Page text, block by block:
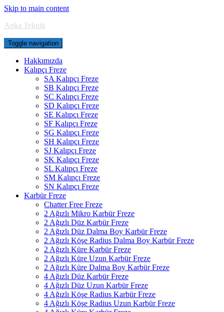
Skip to main content
Anka Teknik
Toggle navigation
Hakkımızda
Kalıpçı Freze
SA Kalıpçı Freze
SB Kalıpçı Freze
SC Kalıpçı Freze
SD Kalıpçı Freze
SE Kalıpçı Freze
SF Kalıpçı Freze
SG Kalıpçı Freze
SH Kalıpçı Freze
SJ Kalıpçı Freze
SK Kalıpçı Freze
SL Kalıpçı Freze
SM Kalıpçı Freze
SN Kalıpçı Freze
Karbür Freze
Chatter Free Freze
2 Ağızlı Mikro Karbür Freze
2 Ağızlı Düz Karbür Freze
2 Ağızlı Düz Dalma Boy Karbür Freze
2 Ağızlı Köşe Radius Dalma Boy Karbür Freze
2 Ağızlı Küre Karbür Freze
2 Ağızlı Küre Uzun Karbür Freze
2 Ağızlı Küre Dalma Boy Karbür Freze
4 Ağızlı Düz Karbür Freze
4 Ağızlı Düz Uzun Karbür Freze
4 Ağızlı Köşe Radius Karbür Freze
4 Ağızlı Köşe Radius Uzun Karbür Freze